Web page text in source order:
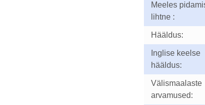
Meeles
lihtne :
Hääldus:
Inglise keelse
hääldus:
Välismaalaste
arvamused: